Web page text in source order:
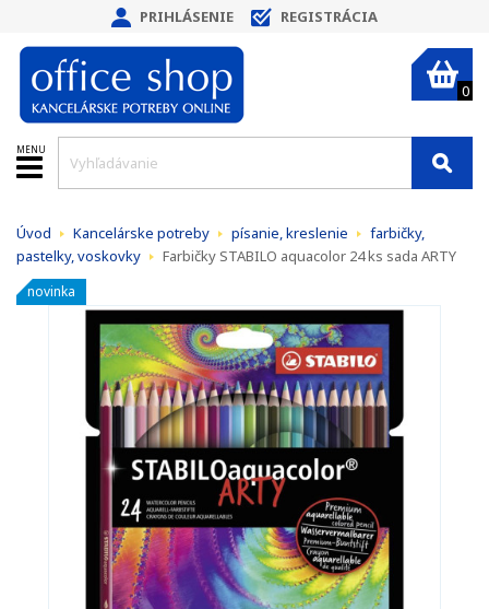
PRIHLÁSENIE REGISTRÁCIA
0
MENU
Úvod Kancelárske potreby písanie, kreslenie
farbičky,
pastelky, voskovky
Farbičky STABILO aquacolor 24 ks sada ARTY
novinka